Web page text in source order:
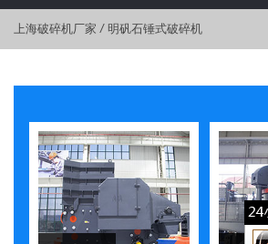
上海破碎机厂家 / 明矾石锤式破碎机